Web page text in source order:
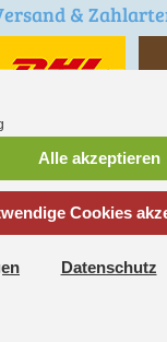
&
Vorauskasse
*inkl. MwSt.,
Alle akzeptieren
Cookies
Datenschutz